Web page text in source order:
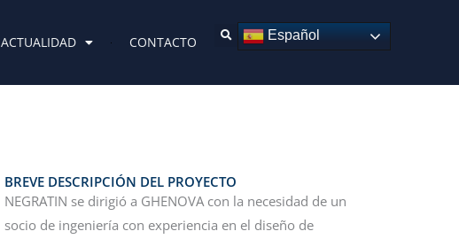
ACTUALIDAD CONTACTO Español
BREVE DESCRIPCIÓN DEL PROYECTO
NEGRATIN se dirigió a GHENOVA con la necesidad de un
socio de ingeniería con experiencia en el diseño de